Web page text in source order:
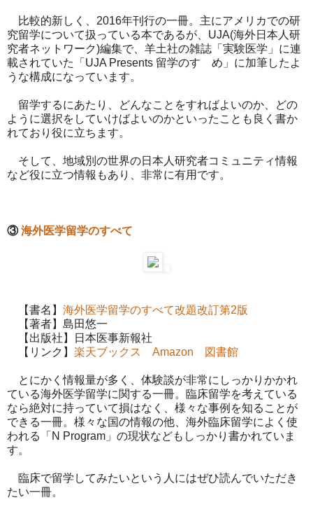
比較的新しく、2016年刊行の一冊。主にアメリカでの研
究留学について扱っている本であるが、UJA(海外日本人研
究者ネットワーク)編集で、羊土社の雑誌「実験医学」に連
載されていた「UJA Presents 留学のすゝめ」に加筆したよ
うな構成になっています。
留学するにあたり、どんなことをすればよいのか、どの
ように選択をしていけばよいのかといったことも良く書か
れており役に立ちます。
そして、地域別の世界の日本人研究者コミュニティ情報
など役に立つ情報もあり、非常に有用です。
③海外医学留学のすべて
【書名】 海外医学留学のすべて改題改訂第2版
【著者】島田悠一
【出版社】日本医事新報社
【リンク】 楽天ブックス Amazon 図書館
とにかく情報量が多く、体験談が非常にしっかりかかれ
ている海外医学留学に関する一冊。臨床留学を考えている
なら絶対に持っていて損はなく、様々な事例を知ることが
できる一冊。様々な国の情報の他、海外臨床留学によく使
われる「N Program」の現状などもしっかり書かれていま
す。
臨床で留学してみたいという人にはぜひ読んでいただき
たい一冊。